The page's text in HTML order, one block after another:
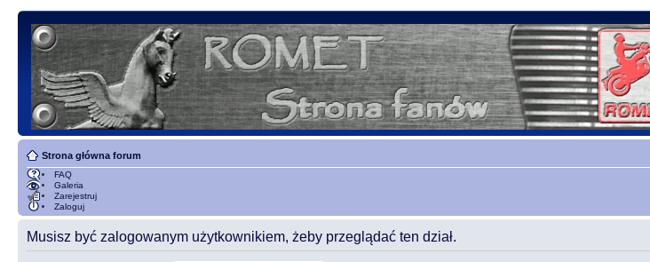
Strona główna forum
FAQ
Galeria
Zarejestruj
Zaloguj
Musisz być zalogowanym użytkownikiem, żeby przeglądać ten dział.